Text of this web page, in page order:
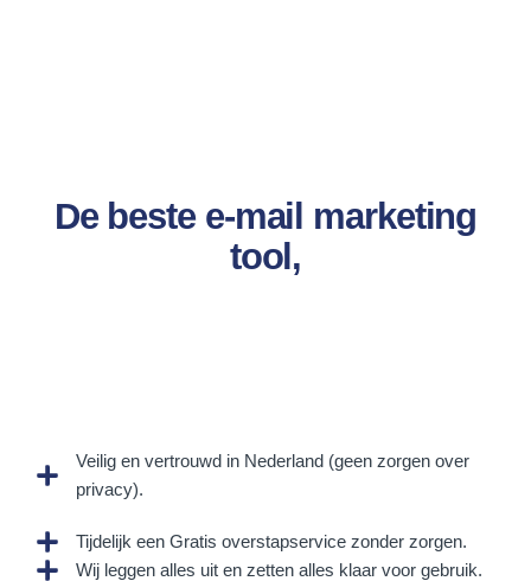
De beste e-mail marketing
tool,
Veilig en vertrouwd in Nederland (geen zorgen over
privacy).
Tijdelijk een Gratis overstapservice zonder zorgen.
Wij leggen alles uit en zetten alles klaar voor gebruik.